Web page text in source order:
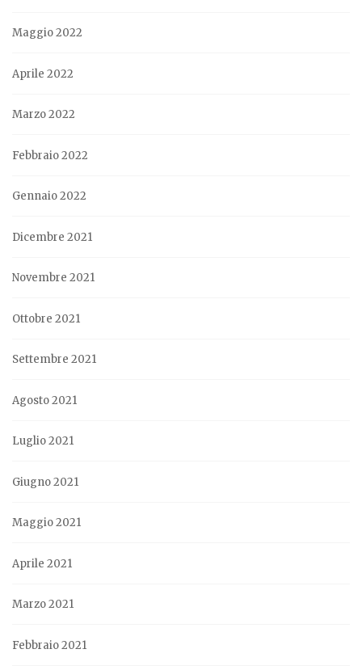
Maggio 2022
Aprile 2022
Marzo 2022
Febbraio 2022
Gennaio 2022
Dicembre 2021
Novembre 2021
Ottobre 2021
Settembre 2021
Agosto 2021
Luglio 2021
Giugno 2021
Maggio 2021
Aprile 2021
Marzo 2021
Febbraio 2021